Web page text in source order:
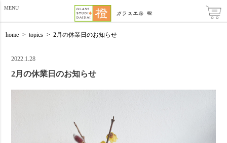
MENU
home > topics > 2月の休業日のお知らせ
2022.1.28
2月の休業日のお知らせ